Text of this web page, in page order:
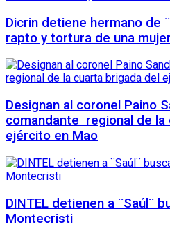
Dicrin detiene hermano de
rapto y tortura de una
Designan al coronel Paino
comandante regional de la
ejército en Mao
DINTEL detienen a ¨Saúl¨
Montecristi